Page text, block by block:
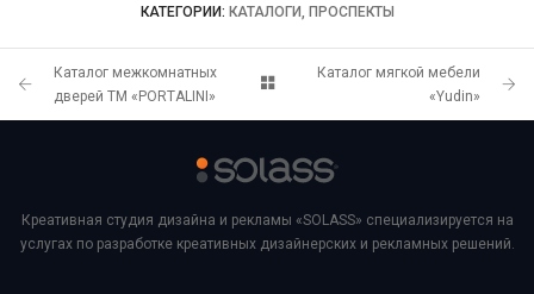
КАТЕГОРИИ: КАТАЛОГИ, ПРОСПЕКТЫ
Каталог межкомнатных
дверей ТМ «PORTALINI»
Каталог мягкой мебели
«Yudin»
Креативная студия дизайна и рекламы «SOLASS» специализируется на
услугах по разработке креативных дизайнерских и рекламных решений.